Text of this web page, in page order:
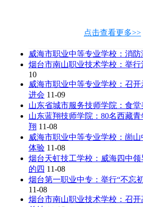
点击查看更多>>
威海市职业中等专业学校：消防
烟台市南山职业技术学校：举
10
威海市职业中等专业学校：召
进会 11-09
山东省城市服务技师学院：食堂
山东蓝翔技师学院：80名西藏
翔 11-08
威海市职业中等专业学校：崮
体验 11-08
烟台天虹技工学校：威海四中
的四 11-08
烟台第一职业中专：举行“不忘
11-08
烟台市南山职业技术学校：召